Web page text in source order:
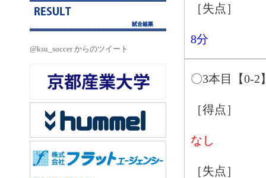
@ksu_soccer からのツイート
［失点］
8分
〇3本目【0-2
［得点］
なし
［失点］